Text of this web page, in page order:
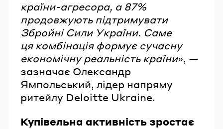
країни-агресора, а 87%
продовжують підтримувати
Збройні Сили України. Саме
ця комбінація формує сучасну
економічну реальність країни», —
зазначає Олександр
Ямпольський, лідер напряму
ритейлу Deloitte Ukraine.
Купівельна активність зростає